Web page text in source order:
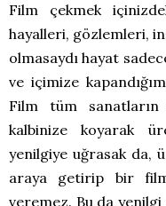
Film çekmek
hayalleri, gözlemleri,
olmasaydı hayat
ve içimize
Film tüm
kalbinize koyarak
yenilgiye uğrasak da,
araya getirip bir
veremez. Bu da yenilgi